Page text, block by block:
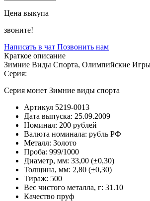
Цена выкупа
звоните!
Написать в чат Позвонить нам
Краткое описание
Зимние Виды Спорта, Олимпийские
Серия:
Серия монет Зимние виды спорта
Артикул 5219-0013
Дата выпуска: 25.09.2009
Номинал: 200 рублей
Валюта номинала: рубль РФ
Металл: Золото
Проба: 999/1000
Диаметр, мм: 33,00 (±0,30)
Толщина, мм: 2,80 (±0,30)
Тираж: 500
Вес чистого металла, г: 31.10
Качество пруф